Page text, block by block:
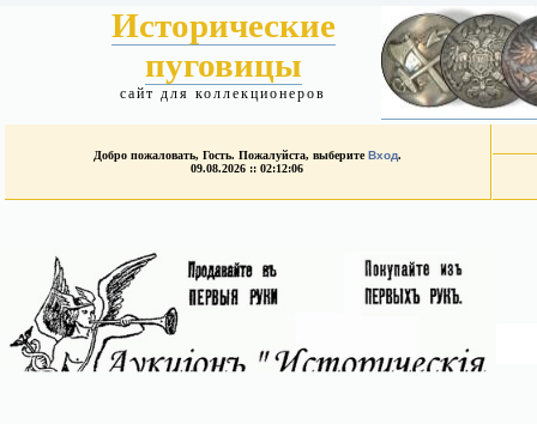
Исторические
пуговицы
сайт для коллекционеров
Добро пожаловать, Гость. Пожалуйста, выберитеВход.
09.08.2026 :: 02:12:06